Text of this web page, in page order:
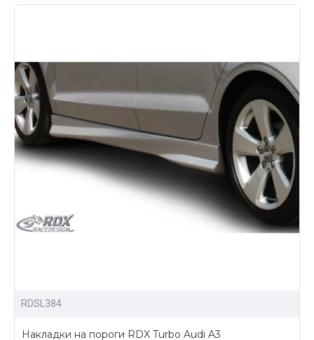
RDSL384
Накладки на пороги RDX Turbo Audi A3